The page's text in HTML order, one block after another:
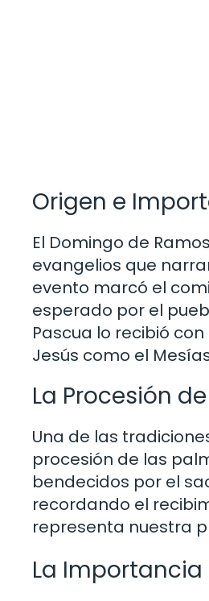
Origen e
El Domingo de
evangelios que
evento marcó el
esperado por el
Pascua lo recibió
Jesús como el
La Procesión
Una de las
procesión de las
bendecidos por el
recordando el
representa nuestra
La Importancia